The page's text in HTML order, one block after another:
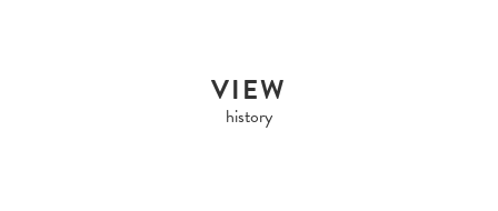
VIEW
history